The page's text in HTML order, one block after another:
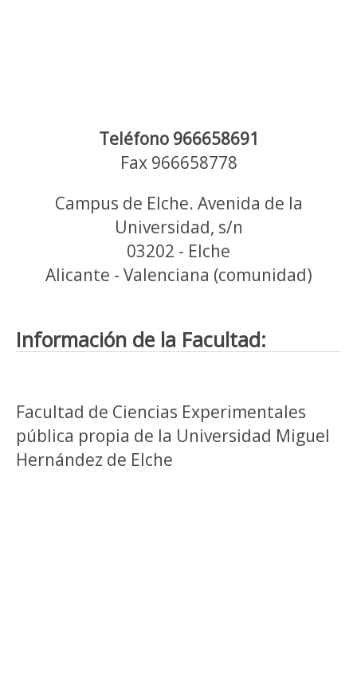
Teléfono 966658691
Fax 966658778
Campus de Elche. Avenida de la
Universidad, s/n
03202 - Elche
Alicante - Valenciana (comunidad)
Información de la Facultad:
Facultad de Ciencias Experimentales
pública propia de la Universidad Miguel
Hernández de Elche